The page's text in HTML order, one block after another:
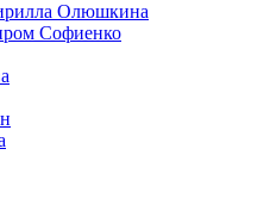
Олюшкина
Софиенко